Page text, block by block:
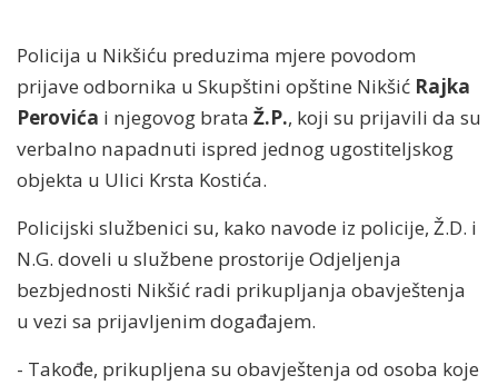
Policija u Nikšiću preduzima mjere povodom
prijave odbornika u Skupštini opštine Nikšić Rajka
Perovića i njegovog brata Ž.P., koji su prijavili da su
verbalno napadnuti ispred jednog ugostiteljskog
objekta u Ulici Krsta Kostića.
Policijski službenici su, kako navode iz policije, Ž.D. i
N.G. doveli u službene prostorije Odjeljenja
bezbjednosti Nikšić radi prikupljanja obavještenja
u vezi sa prijavljenim događajem.
- Takođe, prikupljena su obavještenja od osoba koje